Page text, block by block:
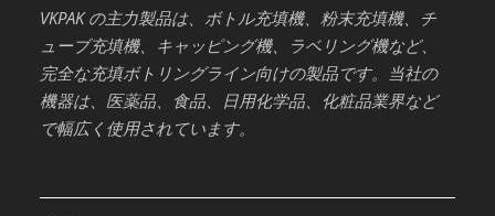
VKPAK の主力製品は、ボトル充填機、粉末充填機、チ
ューブ充填機、キャッピング機、ラベリング機など、
完全な充填ボトリングライン向けの製品です。当社の
機器は、医薬品、食品、日用化学品、化粧品業界など
で幅広く使用されています。